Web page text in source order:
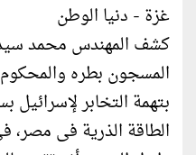
غزة - دنيا الوطن
كشف المهندس محمد
بتهمة التخابر
الطاقة الذرية فى مصر،